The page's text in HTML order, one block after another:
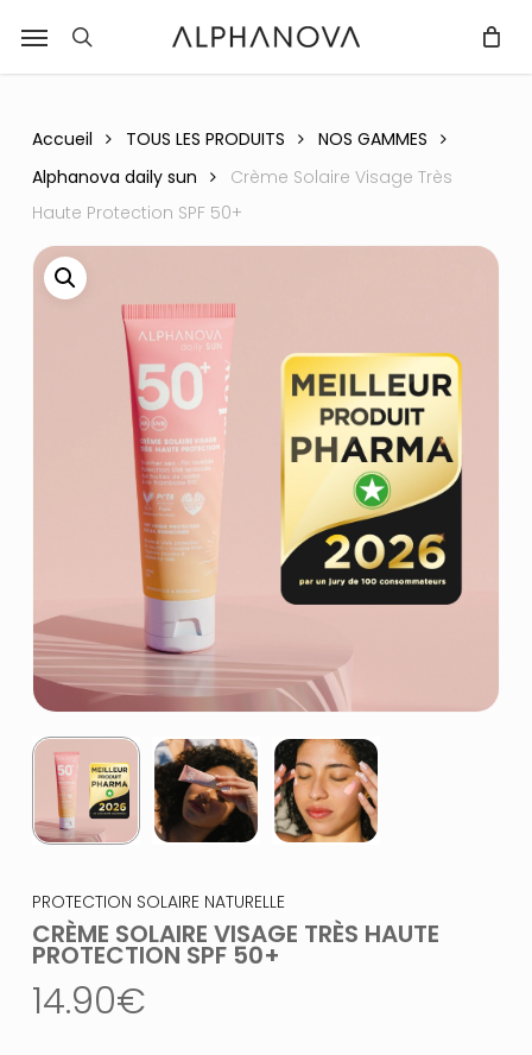
main
recherche
Menu
Fermer
Accueil TOUS LES PRODUITS
NOS GAMMES
Alphanova daily sun
Crème Solaire Visage Très
Haute Protection SPF 50+
PROTECTION SOLAIRE NATURELLE
CRÈME SOLAIRE VISAGE TRÈS HAUTE
PROTECTION SPF 50+
14.90€